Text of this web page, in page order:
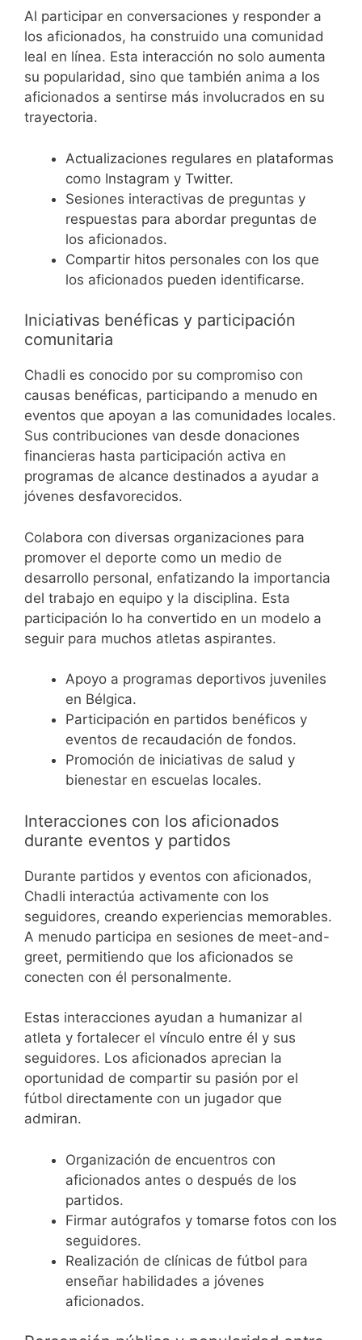
Al participar en conversaciones y responder a
los aficionados, ha construido una comunidad
leal en línea. Esta interacción no solo aumenta
su popularidad, sino que también anima a los
aficionados a sentirse más involucrados en su
trayectoria.
Actualizaciones regulares en plataformas
como Instagram y Twitter.
Sesiones interactivas de preguntas y
respuestas para abordar preguntas de
los aficionados.
Compartir hitos personales con los que
los aficionados pueden identificarse.
Iniciativas benéficas y participación
comunitaria
Chadli es conocido por su compromiso con
causas benéficas, participando a menudo en
eventos que apoyan a las comunidades locales.
Sus contribuciones van desde donaciones
financieras hasta participación activa en
programas de alcance destinados a ayudar a
jóvenes desfavorecidos.
Colabora con diversas organizaciones para
promover el deporte como un medio de
desarrollo personal, enfatizando la importancia
del trabajo en equipo y la disciplina. Esta
participación lo ha convertido en un modelo a
seguir para muchos atletas aspirantes.
Apoyo a programas deportivos juveniles
en Bélgica.
Participación en partidos benéficos y
eventos de recaudación de fondos.
Promoción de iniciativas de salud y
bienestar en escuelas locales.
Interacciones con los aficionados
durante eventos y partidos
Durante partidos y eventos con aficionados,
Chadli interactúa activamente con los
seguidores, creando experiencias memorables.
A menudo participa en sesiones de meet-and-
greet, permitiendo que los aficionados se
conecten con él personalmente.
Estas interacciones ayudan a humanizar al
atleta y fortalecer el vínculo entre él y sus
seguidores. Los aficionados aprecian la
oportunidad de compartir su pasión por el
fútbol directamente con un jugador que
admiran.
Organización de encuentros con
aficionados antes o después de los
partidos.
Firmar autógrafos y tomarse fotos con los
seguidores.
Realización de clínicas de fútbol para
enseñar habilidades a jóvenes
aficionados.